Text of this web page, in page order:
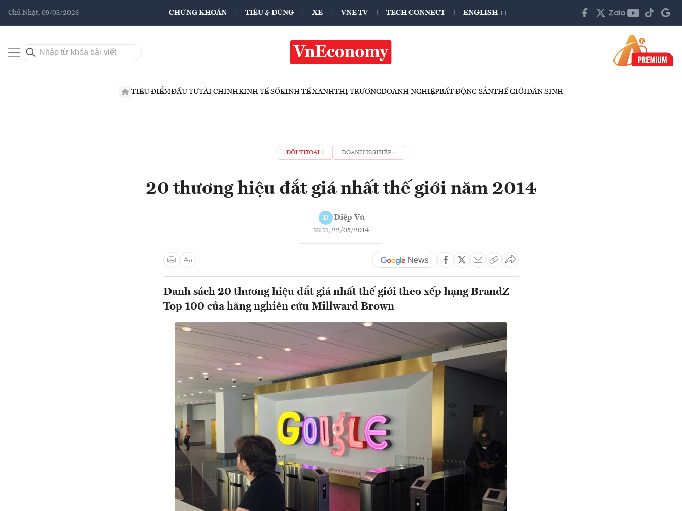
Chủ Nhật, 09/08/2026 CHỨNG KHOÁN TIÊU & DÙNG XE VNE TV TECH CONNECT ENGLISH ++
TIÊU ĐIỂMĐẦU TƯTÀI CHÍNHKINH TẾ SỐKINH TẾ XANHTHỊ TRƯỜNGDOANH NGHIỆPBẤT ĐỘNG SẢNTHẾ GIỚIDÂN SINH
ĐỐI THOẠI DOANH NGHIỆP
20 thương hiệu đắt giá nhất thế giới năm 2014
D Diệp Vũ
16:11, 22/05/2014
Danh sách 20 thương hiệu đắt giá nhất thế giới theo xếp hạng BrandZ
Top 100 của hãng nghiên cứu Millward Brown